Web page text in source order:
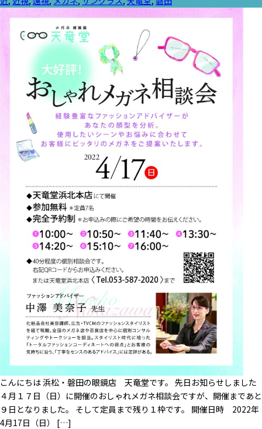
こんにちは 浜松・磐田の眼鏡店 天竜堂です。 先日お知らせしました
４月１７日（日）に開催のおしゃれメガネ相談会ですが、開催まであと
９日となりました。 そして定員まで残り１枠です。 開催日時 2022年
4月17日（日） […]